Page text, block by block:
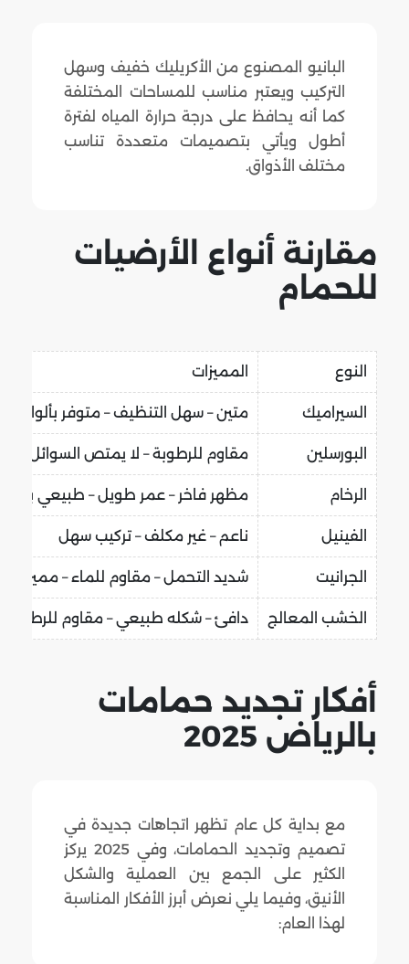
البانيو المصنوع من الأكريليك خفيف وسهل
التركيب ويعتبر مناسب للمساحات المختلفة
كما أنه يحافظ على درجة حرارة المياه لفترة
أطول ويأتي بتصميمات متعددة تناسب
مختلف الأذواق.
مقارنة أنواع الأرضيات
للحمام
النوع المميزات
السيراميك متين – سهل التنظيف – متوفر بألوان
البورسلين مقاوم للرطوبة – لا يمتص السوائل –
الرخام مظهر فاخر – عمر طويل – طبيعي
الفينيل ناعم – غير مكلف – تركيب سهل
الجرانيت شديد التحمل – مقاوم للماء – مميز
الخشب المعالج دافئ – شكله طبيعي – مقاوم للرطوبة
أفكار تجديد حمامات
بالرياض 2025
مع بداية كل عام تظهر اتجاهات جديدة في
تصميم وتجديد الحمامات، وفي 2025 يركز
الكثير على الجمع بين العملية والشكل
الأنيق، وفيما يلي نعرض أبرز الأفكار المناسبة
لهذا العام: